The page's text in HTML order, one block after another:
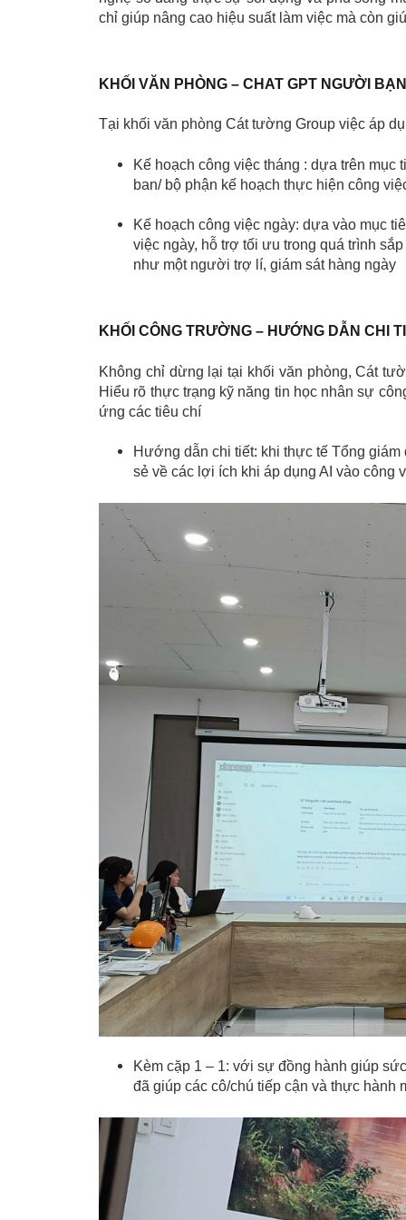
chỉ giúp nâng cao hiệu suất làm việc mà còn
KHỐI VĂN PHÒNG – CHAT GPT NGƯỜI
Tại khối văn phòng Cát tường Group việc áp
Kế hoạch công việc tháng : dựa trên
ban/ bộ phận kế hoạch thực hiện công
Kế hoạch công việc ngày: dựa vào mục
việc ngày, hỗ trợ tối ưu trong quá trình
như một người trợ lí, giám sát hàng ngày
KHỐI CÔNG TRƯỜNG – HƯỚNG DẪN CHI
Không chỉ dừng lại tại khối văn phòng, Cát
Hiểu rõ thực trạng kỹ năng tin học nhân sự
ứng các tiêu chí
Hướng dẫn chi tiết: khi thực tế Tổng
sẻ về các lợi ích khi áp dụng AI vào
Kèm cặp 1 – 1: với sự đồng hành giúp
đã giúp các cô/chú tiếp cận và thực